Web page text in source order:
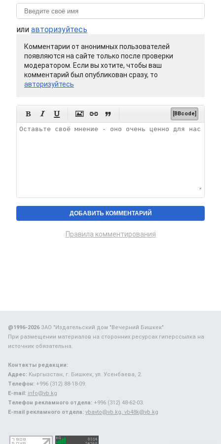
или авторизуйтесь
Комментарии от анонимных пользователей
появляются на сайте только после проверки
модератором. Если вы хотите, чтобы ваш
комментарий был опубликован сразу, то
авторизуйтесь
      [BBcode]
Правила комментирования
@1996-2026ЗАО "Издательский дом "Вечерний Бишкек"
При размещении материалов на сторонних ресурсах гиперссылка на
источник обязательна.
Контакты редакции:
Адрес: Кыргызстан, г. Бишкек, ул. Усенбаева, 2.
Телефон: +996 (312) 88-18-09.
E-mail: info@vb.kg
Телефон рекламного отдела: +996 (312) 48-62-03.
E-mail рекламного отдела: vbavto@vb.kg, vb48k@vb.kg